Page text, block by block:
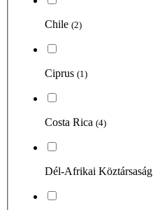
Chile (2)
Ciprus (1)
Costa Rica (4)
Dél-Afrikai Köztársaság